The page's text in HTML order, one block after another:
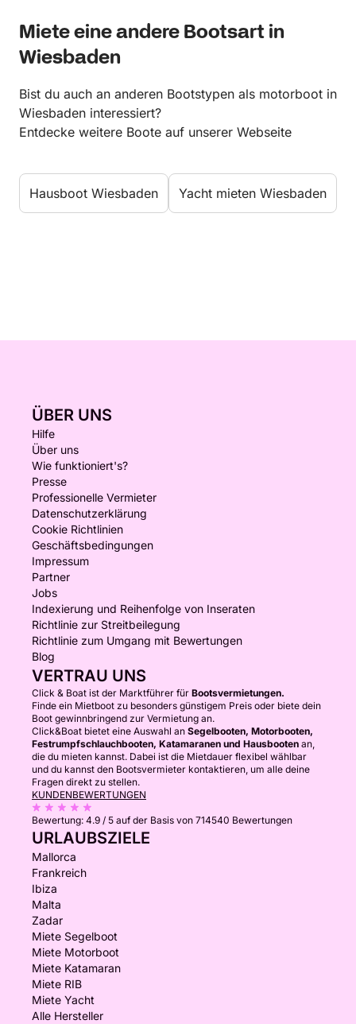
Miete eine andere Bootsart in
Wiesbaden
Bist du auch an anderen Bootstypen als motorboot in
Wiesbaden interessiert?
Entdecke weitere Boote auf unserer Webseite
Hausboot Wiesbaden Yacht mieten Wiesbaden
ÜBER UNS
Hilfe
Über uns
Wie funktioniert's?
Presse
Professionelle Vermieter
Datenschutzerklärung
Cookie Richtlinien
Geschäftsbedingungen
Impressum
Partner
Jobs
Indexierung und Reihenfolge von Inseraten
Richtlinie zur Streitbeilegung
Richtlinie zum Umgang mit Bewertungen
Blog
VERTRAU UNS
Click & Boat ist der Marktführer für Bootsvermietungen.
Finde ein Mietboot zu besonders günstigem Preis oder biete dein
Boot gewinnbringend zur Vermietung an.
Click&Boat bietet eine Auswahl an Segelbooten, Motorbooten,
Festrumpfschlauchbooten, Katamaranen und Hausbooten an,
die du mieten kannst. Dabei ist die Mietdauer flexibel wählbar
und du kannst den Bootsvermieter kontaktieren, um alle deine
Fragen direkt zu stellen.
KUNDENBEWERTUNGEN
Bewertung: 4.9 / 5 auf der Basis von 714540 Bewertungen
URLAUBSZIELE
Mallorca
Frankreich
Ibiza
Malta
Zadar
Miete Segelboot
Miete Motorboot
Miete Katamaran
Miete RIB
Miete Yacht
Alle Hersteller